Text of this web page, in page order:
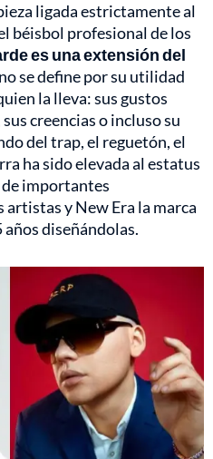
ligada estrictamente al
béisbol profesional de los
es una extensión del
se define por su utilidad
la lleva: sus gustos
creencias o incluso su
del trap, el reguetón, el
ha sido elevada al estatus
importantes
y New Era la marca
diseñándolas.